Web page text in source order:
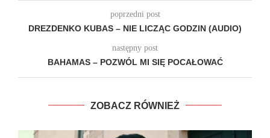
poprzedni post
DREZDENKO KUBAS – NIE LICZĄC GODZIN (AUDIO)
następny post
BAHAMAS – POZWÓL MI SIĘ POCAŁOWAĆ
ZOBACZ RÓWNIEŻ